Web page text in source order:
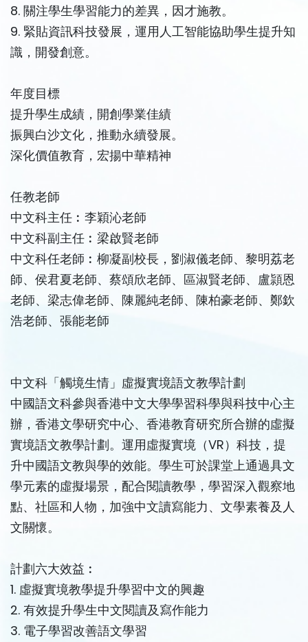
8. 關注學生學習能力的差異，因才施教。
9. 緊貼資訊科技發展，運用人工智能協助學生提升知
識，開發創意。
年度目標
提升學生成績，開創學業佳績
振興白沙文化，推動永續發展。
深化價值教育，宏揚中華精神
任教老師
中文科主任︰李穎沁老師
中文科副主任︰梁啟賢老師
中文科任老師︰柳凝副校長，劉淑儀老師、黎明荔老
師、侯君夏老師、蔡頌欣老師、區淑賢老師、盧頴恩
老師、梁志偉老師、陳麗純老師、陳柏豪老師、鄭欽
浩老師、張能老師
中文科「觸境生情」虛擬實境語文教學計劃
中國語文科參與香港中文大學學習科學與科技中心主
辦，香港文學研究中心、香港教育研究所合辦的虛擬
實境語文教學計劃。運用虛擬實境（VR）科技，提
升中國語文教與學的效能。學生可於課堂上通過具文
學元素的虛擬場景，配合閱讀教學，學習深入觀察地
點、社區和人物，加強中文讀寫能力、文學素養及人
文關懷。
計劃六大效益︰
1. 虛擬實境教學提升學習中文的興趣
2. 有效提升學生中文閱讀及寫作能力
3. 電子學習改善語文學習